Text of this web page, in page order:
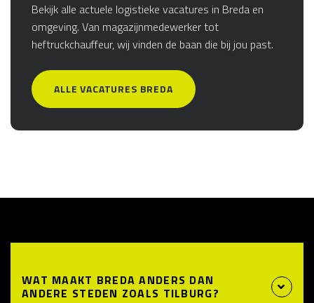
Bekijk alle actuele logistieke vacatures in Breda en
omgeving. Van magazijnmedewerker tot
heftruckchauffeur, wij vinden de baan die bij jou past.
ALLE VACATURES BREDA
WAT MAAKT BREDA ANDERS DAN
ANDERE STEDEN ZOALS TILBURG?